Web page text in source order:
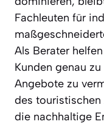
Fachleuten für
Als Berater
Kunden genau
Angebote zu
des
die nachhaltige